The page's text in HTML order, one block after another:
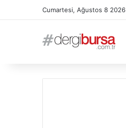
Cumartesi, Ağustos 8 2026